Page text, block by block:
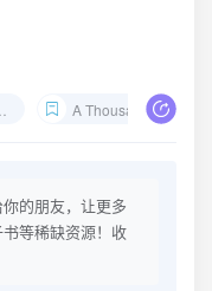
A Thousand Roads Flac原盘
的朋友，让更多
等稀缺资源！收